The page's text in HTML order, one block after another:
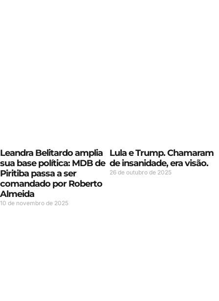
Leandra Belitardo amplia
sua base política: MDB de
Piritiba passa a ser
comandado por Roberto
Almeida
10 de novembro de 2025
Lula e Trump. Chamaram
de insanidade, era visão.
26 de outubro de 2025